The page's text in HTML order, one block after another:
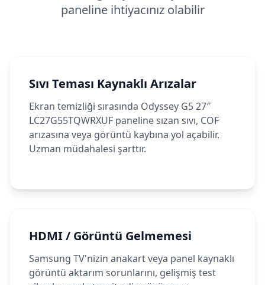
paneline ihtiyacınız olabilir
Sıvı Teması Kaynaklı Arızalar
Ekran temizliği sırasında Odyssey G5 27″
LC27G55TQWRXUF paneline sızan sıvı, COF
arızasına veya görüntü kaybına yol açabilir.
Uzman müdahalesi şarttır.
HDMI / Görüntü Gelmemesi
Samsung TV'nizin anakart veya panel kaynaklı
görüntü aktarım sorunlarını, gelişmiş test